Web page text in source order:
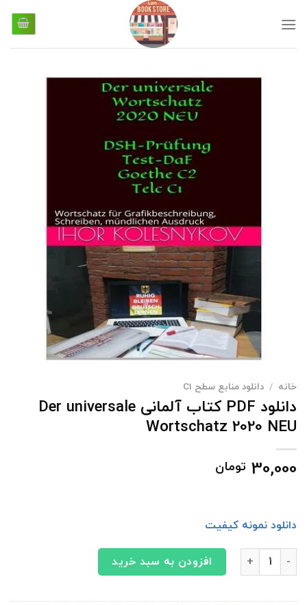
خانه / دانلود منابع سطح C1
دانلود PDF کتاب آلمانی Der universale
Wortschatz 2020 NEU
30,000 تومان
دانلود نمونه کیفیت
دانلود PDF کتاب آلمانی Der universale Wortschatz 2020 NEU عدد افزودن به سبد خرید